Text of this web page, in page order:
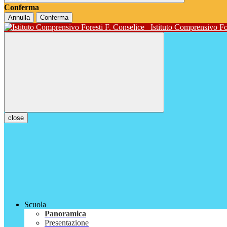
Conferma
Annulla Conferma
Istituto Comprensivo
close
Scuola
Panoramica
Presentazione